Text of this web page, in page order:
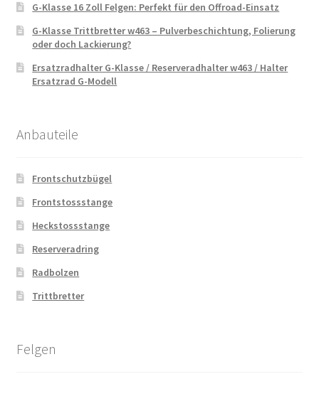
G-Klasse 16 Zoll Felgen: Perfekt für den Offroad-Einsatz
G-Klasse Trittbretter w463 – Pulverbeschichtung, Folierung
oder doch Lackierung?
Ersatzradhalter G-Klasse / Reserveradhalter w463 / Halter
Ersatzrad G-Modell
Anbauteile
Frontschutzbügel
Frontstossstange
Heckstossstange
Reserveradring
Radbolzen
Trittbretter
Felgen